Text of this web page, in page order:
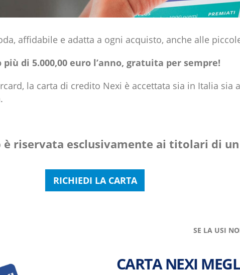
affidabile e adatta a ogni acquisto, anche alle
di 5.000,00 euro l’anno, gratuita per sempre!
la carta di credito Nexi è accettata sia in Italia sia
riservata esclusivamente ai titolari di
RICHIEDI LA CARTA
SE LA USI
CARTA NEXI